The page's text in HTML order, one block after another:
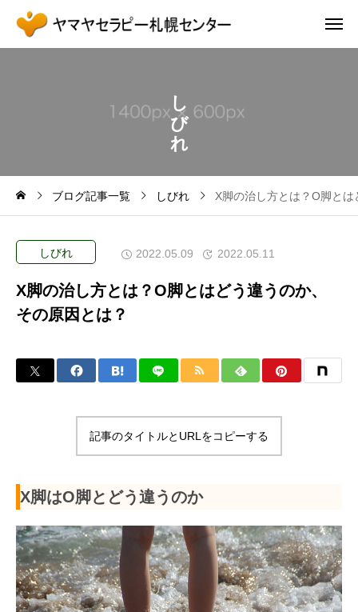
し
び
れ
ブログ記事一覧 しびれ X脚の治し方とは？O脚と
しびれ 2022.05.09 2022.05.11
X脚の治し方とは？O脚とはどう違うのか、
その原因とは？
記事のタイトルとURLをコピーする
X脚はO脚とどう違うのか